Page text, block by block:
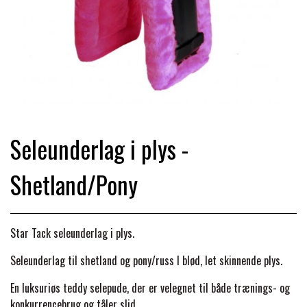
DÆKKENER & TILBEHØR
BANDAGER & BENBESKYTTELSE
TILSKUD & VITAMINER
LONGERING
PONY & SHETTY
JAKKER & VESTE
SKO & STØVLER
HJELME
SIKKERHEDSVESTE
HANDSKER
STRIGLEKASSER & STALDSKABE
SÅRPLEJE & STALDAPOTEK
SHAMPOO & SHINER
HOVPLEJE
LÆDER & UDSTYRSPLEJE
KLIPPEMASKINER & STØVSUGERE
TRAV & GALOP
SEJRSDÆKKENER
TRAVUDSTYR MED NAVN
GRIMER & TRÆKTOV
SELER & TILBEHØR
HOVEDLAG & TILBEHØR
GAMSCHER & BANDAGER
KRAFFT FODER
PREMIER EQUINE REGN - &
OVERGANGSDÆKKEN
PREMIER EQUINE VINTERDÆKKEN
PREMIER EQUINE STALDDÆKKEN
OUTLET
BRANDS
ANIMALINTEX®
Seleunderlag i plys -
Shetland/Pony
Star Tack seleunderlag i plys.
Seleunderlag til shetland og pony/russ I blød, let skinnende plys.
En luksuriøs teddy selepude, der er velegnet til både trænings- og